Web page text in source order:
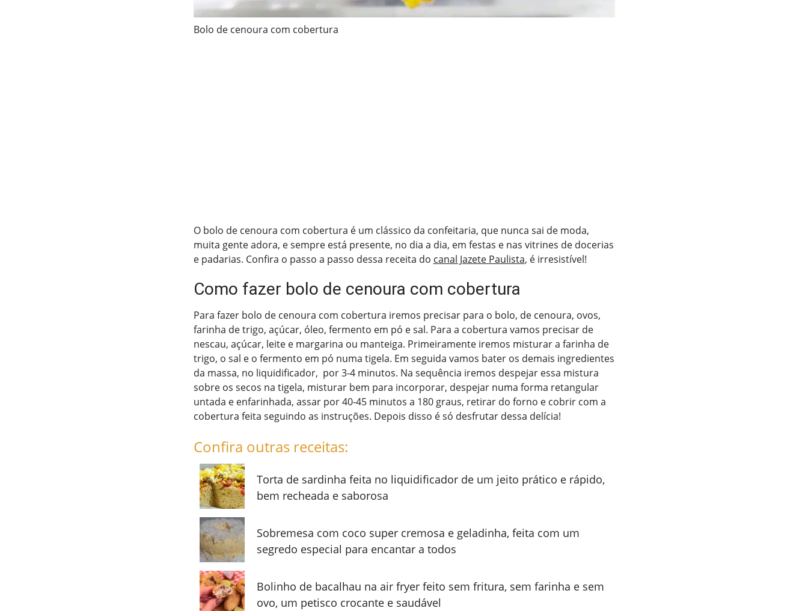
Bolo de cenoura com cobertura
O bolo de cenoura com cobertura é um clássico da confeitaria, que nunca sai de moda,
muita gente adora, e sempre está presente, no dia a dia, em festas e nas vitrines de docerias
e padarias. Confira o passo a passo dessa receita do canal Jazete Paulista, é irresistível!
Como fazer bolo de cenoura com cobertura
Para fazer bolo de cenoura com cobertura iremos precisar para o bolo, de cenoura, ovos,
farinha de trigo, açúcar, óleo, fermento em pó e sal. Para a cobertura vamos precisar de
nescau, açúcar, leite e margarina ou manteiga. Primeiramente iremos misturar a farinha de
trigo, o sal e o fermento em pó numa tigela. Em seguida vamos bater os demais ingredientes
da massa, no liquidificador, por 3-4 minutos. Na sequência iremos despejar essa mistura
sobre os secos na tigela, misturar bem para incorporar, despejar numa forma retangular
untada e enfarinhada, assar por 40-45 minutos a 180 graus, retirar do forno e cobrir com a
cobertura feita seguindo as instruções. Depois disso é só desfrutar dessa delícia!
Confira outras receitas:
Torta de sardinha feita no liquidificador de um jeito prático e rápido,
bem recheada e saborosa
Sobremesa com coco super cremosa e geladinha, feita com um
segredo especial para encantar a todos
Bolinho de bacalhau na air fryer feito sem fritura, sem farinha e sem
ovo, um petisco crocante e saudável